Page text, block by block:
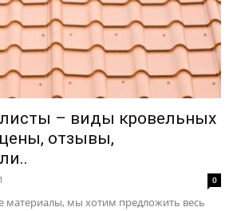
– виды кровельных
отзывы,
0
материалы, мы хотим предложить весь